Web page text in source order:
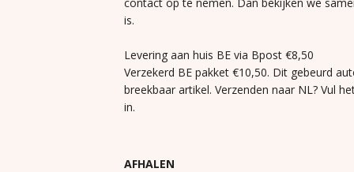
is.
Levering aan huis BE via Bpost €8,50
Verzekerd BE pakket €10,50. Dit gebeurd
breekbaar artikel. Verzenden naar NL? Vul
in.
AFHALEN